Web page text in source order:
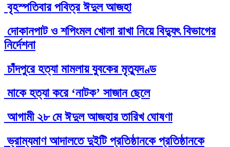
বৃহস্পতিবার পবিত্র ঈদুল আজহা
দোকানপাট ও শপিংমল খোলা রাখা নিয়ে বিদ্যুৎ বিভাগের
নির্দেশনা
চাঁদপুরে হত্যা মামলায় যুবকের মৃত্যুদণ্ড
মাকে হত্যা করে ‘নাটক’ সাজান ছেলে
আগামী ২৮ মে ঈদুল আজহার তারিখ ঘোষণা
ভ্রাম্যমাণ আদালতে দুইটি প্রতিষ্ঠানকে প্রতিষ্ঠানকে